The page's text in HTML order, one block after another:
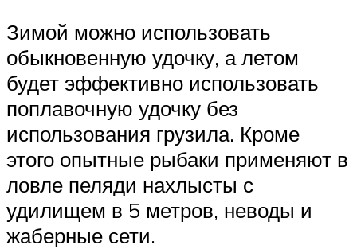
Зимой можно использовать
обыкновенную удочку, а летом
будет эффективно использовать
поплавочную удочку без
использования грузила. Кроме
этого опытные рыбаки применяют в
ловле пеляди нахлысты с
удилищем в 5 метров, неводы и
жаберные сети.